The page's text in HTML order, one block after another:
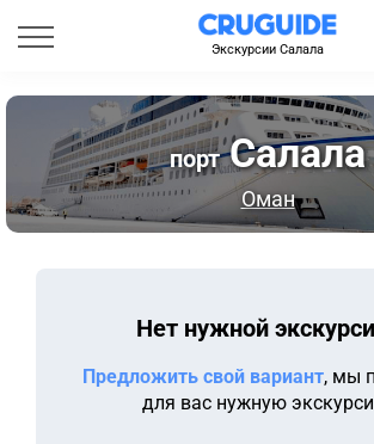
Экскурсии Салала
портСалала
Оман
Нет нужной
Предложить свой вариант, мы
для вас нужную